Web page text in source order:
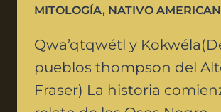
MITOLOGÍA, NATIVO
Qwa’qtqwétl y
pueblos thompson del
Fraser) La historia